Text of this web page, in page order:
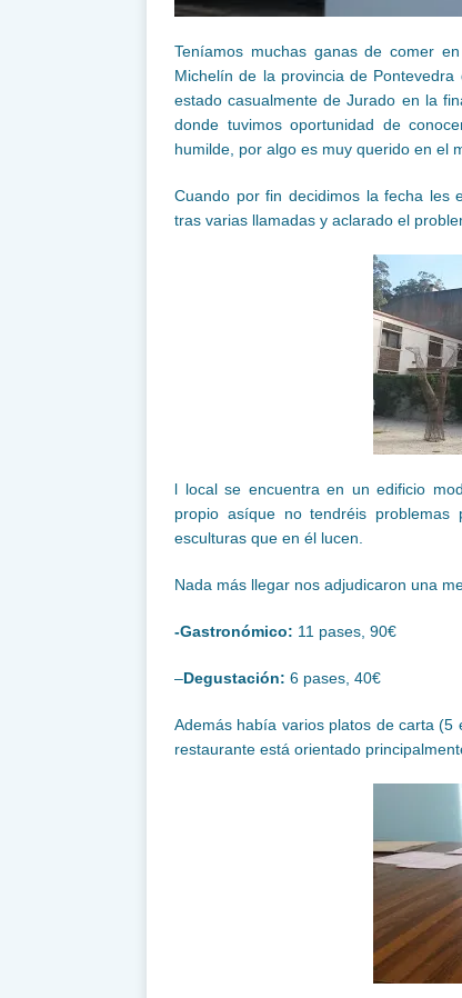
Teníamos muchas ganas de comer
Michelín de la provincia de
estado casualmente de Jurado en la
donde tuvimos oportunidad de
humilde, por algo es muy querido en el
Cuando por fin decidimos la fecha les
tras varias llamadas y aclarado el
l local se encuentra en un edificio
propio asíque no tendréis
esculturas que en él lucen.
Nada más llegar nos adjudicaron una
-Gastronómico: 11 pases, 90€
–Degustación: 6 pases, 40€
Además había varios platos de carta
restaurante está orientado